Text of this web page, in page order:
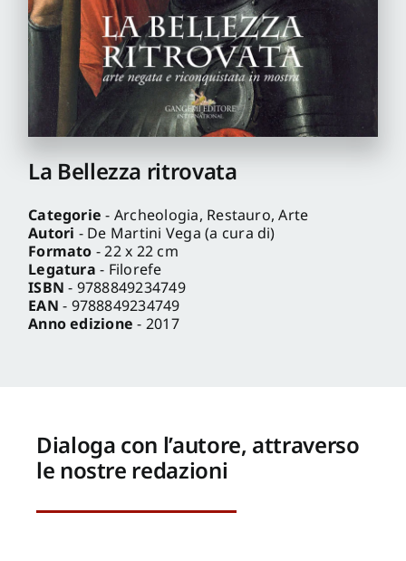
La Bellezza ritrovata
Categorie - Archeologia, Restauro, Arte
Autori - De Martini Vega (a cura di)
Formato - 22 x 22 cm
Legatura - Filorefe
ISBN - 9788849234749
EAN - 9788849234749
Anno edizione - 2017
Dialoga con l’autore, attraverso
le nostre redazioni